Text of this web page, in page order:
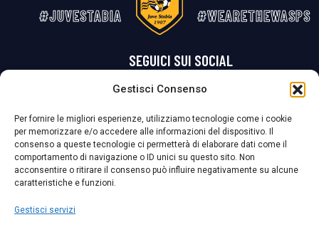
Gestisci Consenso
Per fornire le migliori esperienze, utilizziamo tecnologie come i cookie
per memorizzare e/o accedere alle informazioni del dispositivo. Il
consenso a queste tecnologie ci permetterà di elaborare dati come il
comportamento di navigazione o ID unici su questo sito. Non
acconsentire o ritirare il consenso può influire negativamente su alcune
caratteristiche e funzioni.
Gestisci servizi
#JUVESTABIA #WEARETHEWASPS
SEGUICI SUI SOCIAL
La Società ha nominato il Responsabile della Protezione dei Dati Personali (DPO), figura specializzata che vigila sulle modalità adottate dalla
nostra Società per tutelare i Suoi dati personali.